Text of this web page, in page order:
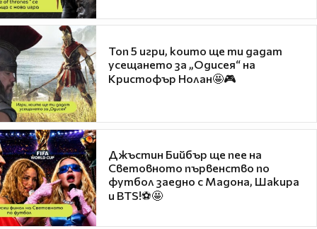
Топ 5 игри, които ще ти дадат
усещането за „Одисея“ на
Кристофър Нолан🤩🎮
Джъстин Бийбър ще пее на
Световното първенство по
футбол заедно с Мадона, Шакира
и BTS!⚽🤩